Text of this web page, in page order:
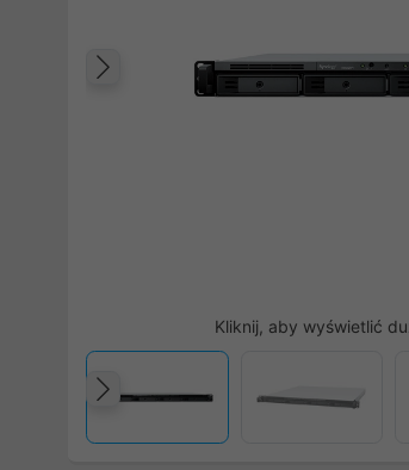
Poprzedni
Kliknij, aby wyświetlić
Poprzedni